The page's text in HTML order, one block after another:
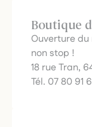
Boutique
Ouverture
non stop !
18 rue Tran,
Tél. 07 80 91